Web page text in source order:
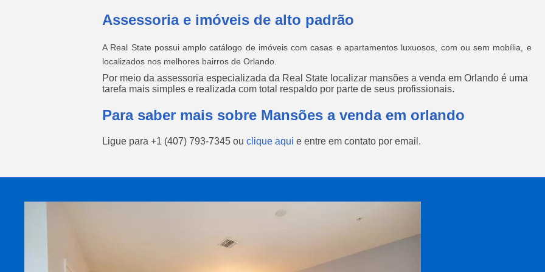
Assessoria e imóveis de alto padrão
A Real State possui amplo catálogo de imóveis com casas e apartamentos luxuosos, com ou sem mobília, e
localizados nos melhores bairros de Orlando.
Por meio da assessoria especializada da Real State localizar mansões a venda em Orlando é uma
tarefa mais simples e realizada com total respaldo por parte de seus profissionais.
Para saber mais sobre Mansões a venda em orlando
Ligue para +1 (407) 793-7345 ou clique aqui e entre em contato por email.